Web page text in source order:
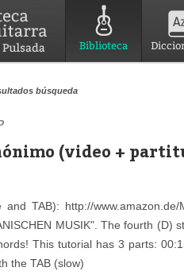
Biblioteca
búsqueda
(video +
and TAB): http://
MUSIK". The fourth
This tutorial has 3 parts:
the TAB (slow)